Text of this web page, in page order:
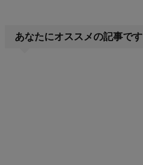
あなたにオススメの記事です